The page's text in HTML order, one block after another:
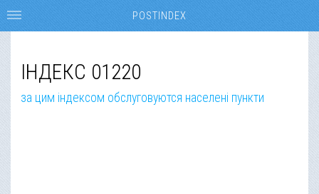
ІНДЕКС 01220
за цим індексом обслуговуются населені пункти
POSTINDEX